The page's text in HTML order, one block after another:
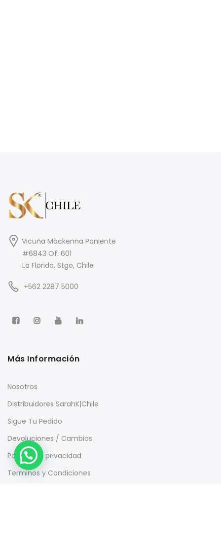
Vicuña Mackenna Poniente
#6843 Of. 601
La Florida, Stgo, Chile
+562 2287 5000
Más Información
Nosotros
Distribuidores SarahK|Chile
Sigue Tu Pedido
Devoluciones / Cambios
Política de privacidad
Terminos y Condiciones